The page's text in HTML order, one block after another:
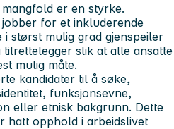
er en styrke.
for et inkluderende
i størst mulig grad gjenspeiler
slik at alle ansatte
mulig måte.
kandidater til å søke,
funksjonsevne,
eller etnisk bakgrunn. Dette
hatt opphold i arbeidslivet